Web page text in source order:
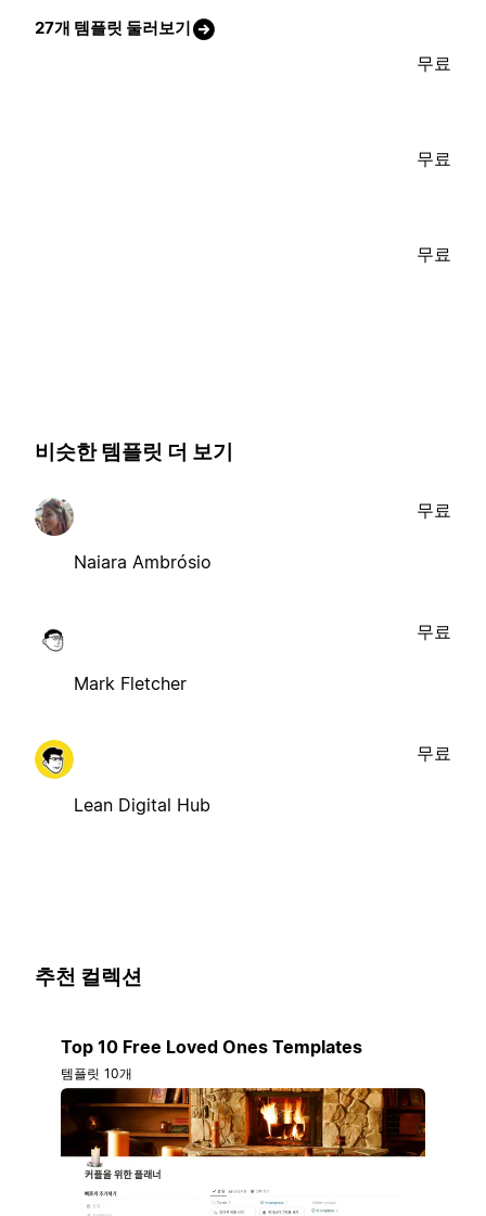
27개 템플릿 둘러보기
무료
무료
무료
비슷한 템플릿 더 보기
Naiara Ambrósio
무료
Mark Fletcher
무료
Lean Digital Hub
무료
추천 컬렉션
Top 10 Free Loved Ones Templates
템플릿 10개